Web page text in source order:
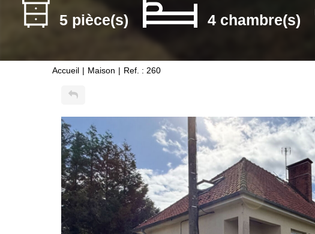
5 pièce(s) 4 chambre(s)
Accueil Maison Ref. : 260